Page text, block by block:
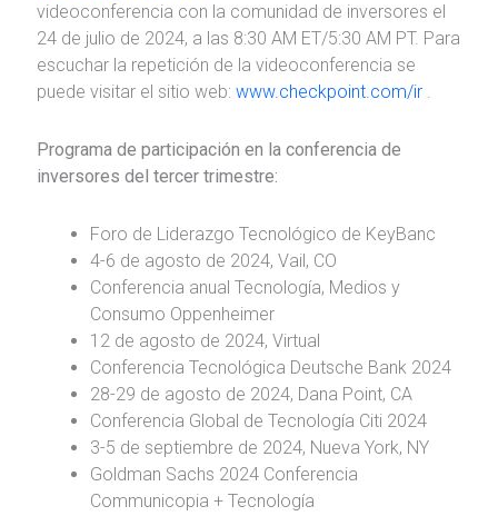
videoconferencia con la comunidad de inversores el
24 de julio de 2024, a las 8:30 AM ET/5:30 AM PT. Para
escuchar la repetición de la videoconferencia se
puede visitar el sitio web: www.checkpoint.com/ir.
Programa de participación en la conferencia de
inversores del tercer trimestre:
Foro de Liderazgo Tecnológico de KeyBanc
4-6 de agosto de 2024, Vail, CO
Conferencia anual Tecnología, Medios y
Consumo Oppenheimer
12 de agosto de 2024, Virtual
Conferencia Tecnológica Deutsche Bank 2024
28-29 de agosto de 2024, Dana Point, CA
Conferencia Global de Tecnología Citi 2024
3-5 de septiembre de 2024, Nueva York, NY
Goldman Sachs 2024 Conferencia
Communicopia + Tecnología